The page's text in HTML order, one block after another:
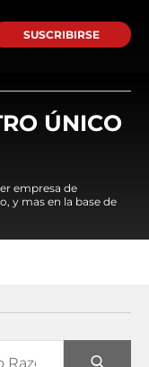
SUSCRIBIRSE
ÚNICO
empresa de
y mas en la base de